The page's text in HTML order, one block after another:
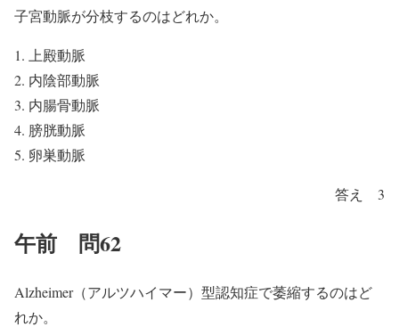
子宮動脈が分枝するのはどれか。
上殿動脈
内陰部動脈
内腸骨動脈
膀胱動脈
卵巣動脈
答え 3
午前 問62
Alzheimer（アルツハイマー）型認知症で萎縮するのはど
れか。